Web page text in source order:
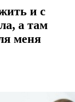
и с
а там
меня